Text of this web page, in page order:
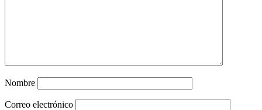
Nombre
Correo electrónico